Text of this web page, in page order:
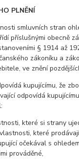
PLNĚNÍ
smluvních stran
příslušnými obecně
§ 1914 až
zákoníku a
ve znění
kupujícímu, že
odpovídá
které si strany
které
očekával s
prováděné,